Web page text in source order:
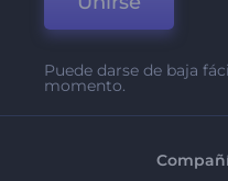
Puede darse de baja
momento.